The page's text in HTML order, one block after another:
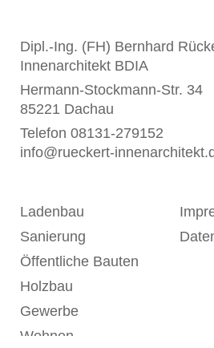
Dipl.-Ing. (FH) Bernhard
Innenarchitekt BDIA
Hermann-Stockmann-Str. 34
85221 Dachau
Telefon 08131-279152
info@rueckert-
Ladenbau
Sanierung
Öffentliche Bauten
Holzbau
Gewerbe
Wohnen